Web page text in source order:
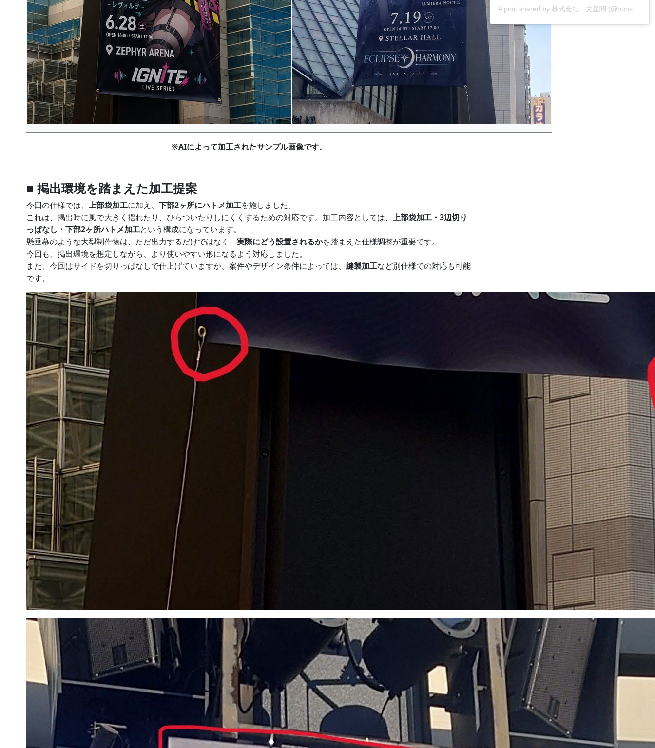
※AIによって加工されたサンプル画像です。
■ 掲出環境を踏まえた加工提案
今回の仕様では、 上部袋加工に加え、 下部2ヶ所にハトメ加工を施しました。
これは、掲出時に風で大きく揺れたり、ひらついたりしにくくするための対応です。加工内容としては、 上部袋加工・3辺切り
っぱなし・下部2ヶ所ハトメ加工という構成になっています。
懸垂幕のような大型制作物は、ただ出力するだけではなく、 実際にどう設置されるかを踏まえた仕様調整が重要です。
今回も、掲出環境を想定しながら、より使いやすい形になるよう対応しました。
また、今回はサイドを切りっぱなしで仕上げていますが、案件やデザイン条件によっては、 縫製加工など別仕様での対応も可能
です。